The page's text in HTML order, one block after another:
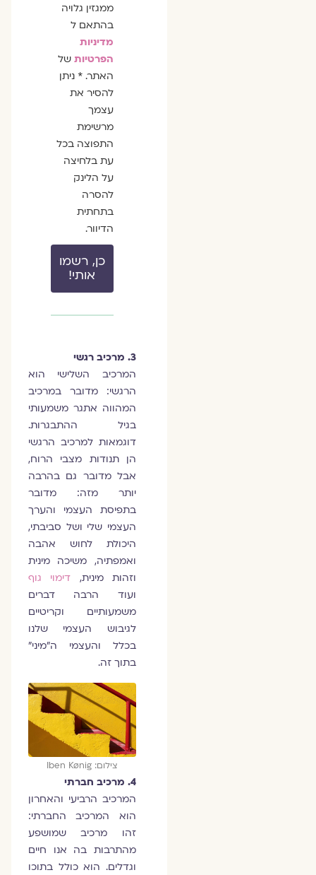
ממגזין גלויה
בהתאם ל
מדיניות
הפרטיותשל
האתר. * ניתן
להסיר את
עצמך
מרשימת
התפוצה בכל
עת בלחיצה
על הלינק
להסרה
בתחתית
הדיוור.
כן, רשמו
אותי!
המרכיב השלישי הוא
הרגשי: מדובר במרכיב
המהווה אתגר משמעותי
בגיל ההתבגרות.
דוגמאות למרכיב הרגשי
הן תנודות מצבי הרוח,
אבל מדובר גם בהרבה
יותר מזה: מדובר
בתפיסת העצמי והערך
העצמי שלי ושל סביבתי,
היכולת לחוש אהבה
ואמפתיה, משיכה מינית
וזהות מינית,
דימוי גוף
ועוד הרבה דברים
משמעותיים וקריטיים
לגיבוש העצמי שלנו
בכלל והעצמי ה"מיני"
בתוך זה.
צילום: Iben Kønig
המרכיב הרביעי והאחרון
הוא המרכיב החברתי:
זהו מרכיב שמושפע
מהתרבות בה אנו חיים
וגדלים. הוא כולל בתוכו